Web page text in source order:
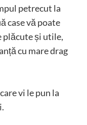
petrecut la
case vă poate
plăcute și utile,
cu mare drag
vi le pun la